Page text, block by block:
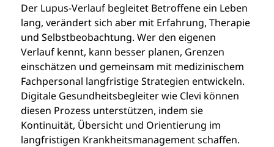
Der Lupus-Verlauf begleitet Betroffene ein Leben
lang, verändert sich aber mit Erfahrung, Therapie
und Selbstbeobachtung. Wer den eigenen
Verlauf kennt, kann besser planen, Grenzen
einschätzen und gemeinsam mit medizinischem
Fachpersonal langfristige Strategien entwickeln.
Digitale Gesundheitsbegleiter wie Clevi können
diesen Prozess unterstützen, indem sie
Kontinuität, Übersicht und Orientierung im
langfristigen Krankheitsmanagement schaffen.